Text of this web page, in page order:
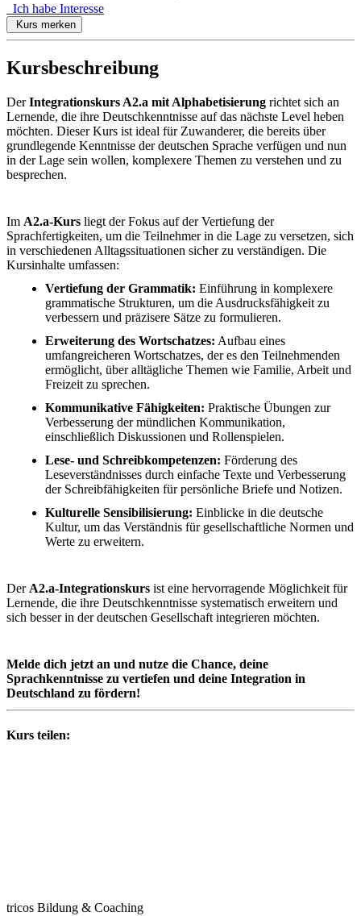
Ich habe Interesse
Kurs merken
Kursbeschreibung
DerIntegrationskurs A2.a mit Alphabetisierung richtet sich an
Lernende, die ihre Deutschkenntnisse auf das nächste Level heben
möchten. Dieser Kurs ist ideal für Zuwanderer, die bereits über
grundlegende Kenntnisse der deutschen Sprache verfügen und nun
in der Lage sein wollen, komplexere Themen zu verstehen und zu
besprechen.
Im A2.a-Kurs liegt der Fokus auf der Vertiefung der
Sprachfertigkeiten, um die Teilnehmer in die Lage zu versetzen, sich
in verschiedenen Alltagssituationen sicher zu verständigen. Die
Kursinhalte umfassen:
Vertiefung der Grammatik: Einführung in komplexere
grammatische Strukturen, um die Ausdrucksfähigkeit zu
verbessern und präzisere Sätze zu formulieren.
Erweiterung des Wortschatzes: Aufbau eines
umfangreicheren Wortschatzes, der es den Teilnehmenden
ermöglicht, über alltägliche Themen wie Familie, Arbeit und
Freizeit zu sprechen.
Kommunikative Fähigkeiten: Praktische Übungen zur
Verbesserung der mündlichen Kommunikation,
einschließlich Diskussionen und Rollenspielen.
Lese- und Schreibkompetenzen: Förderung des
Leseverständnisses durch einfache Texte und Verbesserung
der Schreibfähigkeiten für persönliche Briefe und Notizen.
Kulturelle Sensibilisierung: Einblicke in die deutsche
Kultur, um das Verständnis für gesellschaftliche Normen und
Werte zu erweitern.
Der A2.a-Integrationskurs ist eine hervorragende Möglichkeit für
Lernende, die ihre Deutschkenntnisse systematisch erweitern und
sich besser in der deutschen Gesellschaft integrieren möchten.
Melde dich jetzt an und nutze die Chance, deine
Sprachkenntnisse zu vertiefen und deine Integration in
Deutschland zu fördern!
Kurs teilen:
tricos Bildung & Coaching